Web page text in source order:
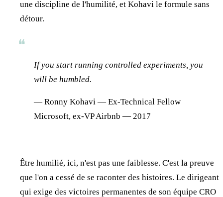
une discipline de l'humilité, et Kohavi le formule sans
détour.
❝
If you start running controlled experiments, you
will be humbled.
— Ronny Kohavi — Ex-Technical Fellow
Microsoft, ex-VP Airbnb — 2017
Être humilié, ici, n'est pas une faiblesse. C'est la preuve
que l'on a cessé de se raconter des histoires. Le dirigeant
qui exige des victoires permanentes de son équipe CRO